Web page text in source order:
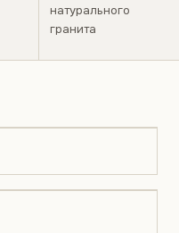
натурального
гранита